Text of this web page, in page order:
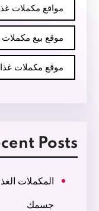
مواقع مكملات
موقع بيع مكملات
موقع مكملات
Posts
المكملات
جسمك